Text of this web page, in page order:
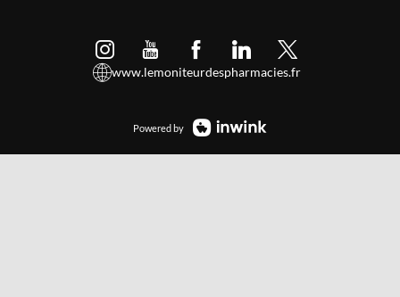
www.lemoniteurdespharmacies.fr
Powered by